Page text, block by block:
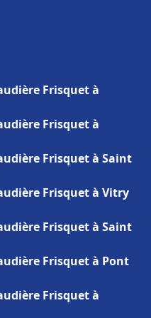
Frisquet à
Frisquet à
Frisquet à Saint
Frisquet à Vitry
Frisquet à Saint
Frisquet à Pont
Frisquet à